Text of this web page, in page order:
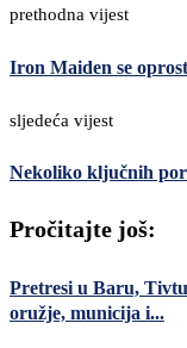
prethodna vijest
Iron Maiden se
sljedeća vijest
Nekoliko ključnih
Pročitajte još:
Pretresi u Baru,
oružje, municija i...